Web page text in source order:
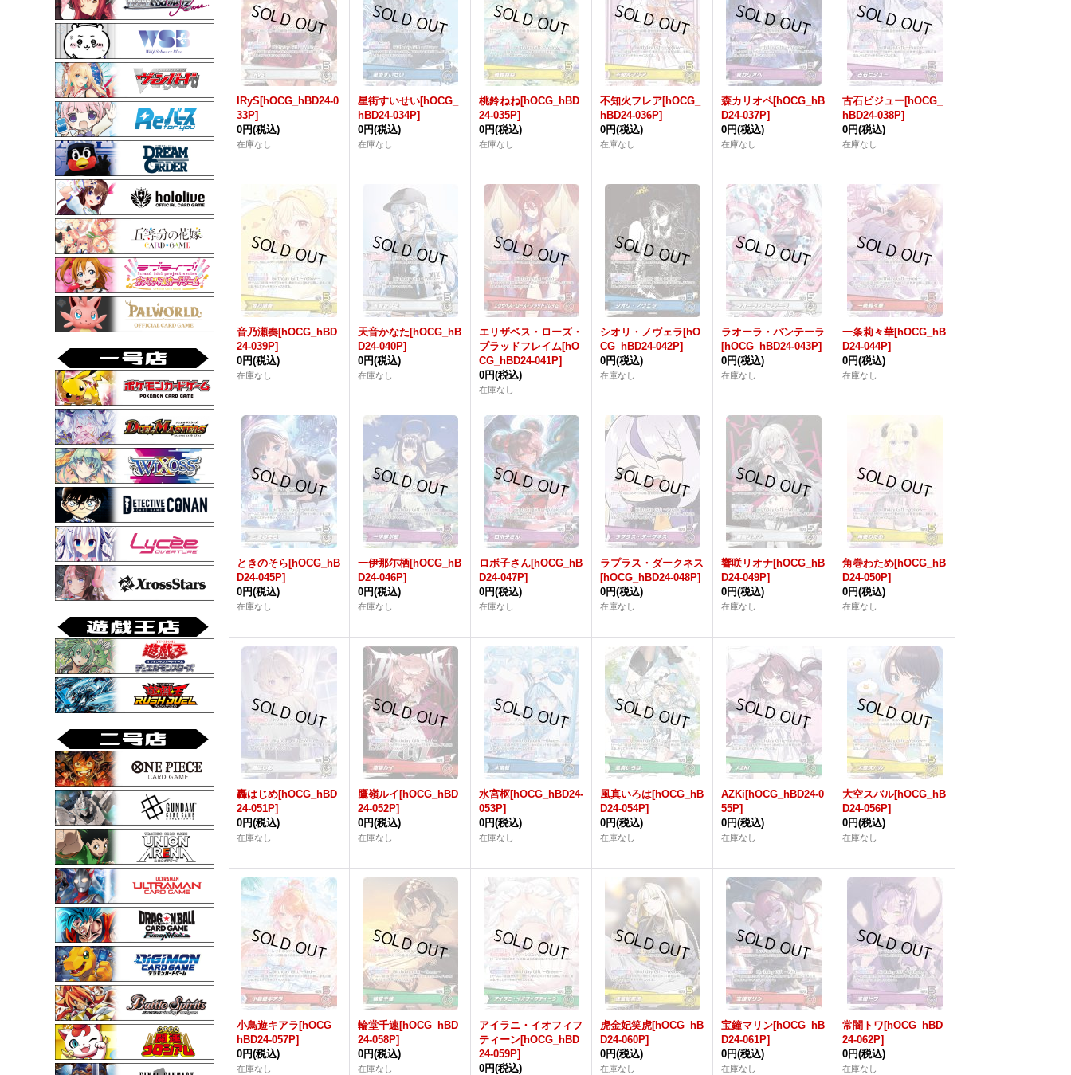
IRyS[hOCG_hBD24-0
33P]
0円(税込)
在庫なし
星街すいせい[hOCG_
hBD24-034P]
0円(税込)
在庫なし
桃鈴ねね[hOCG_hBD
24-035P]
0円(税込)
在庫なし
不知火フレア[hOCG_
hBD24-036P]
0円(税込)
在庫なし
森カリオペ[hOCG_hB
D24-037P]
0円(税込)
在庫なし
古石ビジュー[hOCG_
hBD24-038P]
0円(税込)
在庫なし
音乃瀬奏[hOCG_hBD
24-039P]
0円(税込)
在庫なし
天音かなた[hOCG_hB
D24-040P]
0円(税込)
在庫なし
エリザベス・ローズ・
ブラッドフレイム[hO
CG_hBD24-041P]
0円(税込)
在庫なし
シオリ・ノヴェラ[hO
CG_hBD24-042P]
0円(税込)
在庫なし
ラオーラ・パンテーラ
[hOCG_hBD24-043P]
0円(税込)
在庫なし
一条莉々華[hOCG_hB
D24-044P]
0円(税込)
在庫なし
ときのそら[hOCG_hB
D24-045P]
0円(税込)
在庫なし
一伊那尓栖[hOCG_hB
D24-046P]
0円(税込)
在庫なし
ロボ子さん[hOCG_hB
D24-047P]
0円(税込)
在庫なし
ラプラス・ダークネス
[hOCG_hBD24-048P]
0円(税込)
在庫なし
響咲リオナ[hOCG_hB
D24-049P]
0円(税込)
在庫なし
角巻わため[hOCG_hB
D24-050P]
0円(税込)
在庫なし
轟はじめ[hOCG_hBD
24-051P]
0円(税込)
在庫なし
鷹嶺ルイ[hOCG_hBD
24-052P]
0円(税込)
在庫なし
水宮枢[hOCG_hBD24-
053P]
0円(税込)
在庫なし
風真いろは[hOCG_hB
D24-054P]
0円(税込)
在庫なし
AZKi[hOCG_hBD24-0
55P]
0円(税込)
在庫なし
大空スバル[hOCG_hB
D24-056P]
0円(税込)
在庫なし
小鳥遊キアラ[hOCG_
hBD24-057P]
0円(税込)
在庫なし
輪堂千速[hOCG_hBD
24-058P]
0円(税込)
在庫なし
アイラニ・イオフィフ
ティーン[hOCG_hBD
24-059P]
0円(税込)
虎金妃笑虎[hOCG_hB
D24-060P]
0円(税込)
在庫なし
宝鐘マリン[hOCG_hB
D24-061P]
0円(税込)
在庫なし
常闇トワ[hOCG_hBD
24-062P]
0円(税込)
在庫なし